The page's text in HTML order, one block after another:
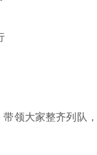
领大家整齐列队